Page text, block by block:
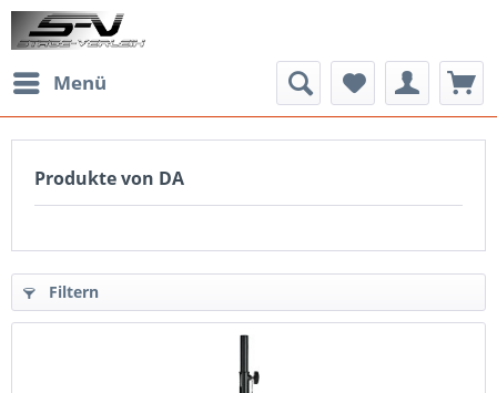
Menü
Produkte von DA
Filtern